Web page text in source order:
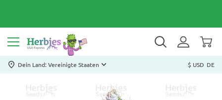
Dein Land: Vereinigte Staaten $ USD DE